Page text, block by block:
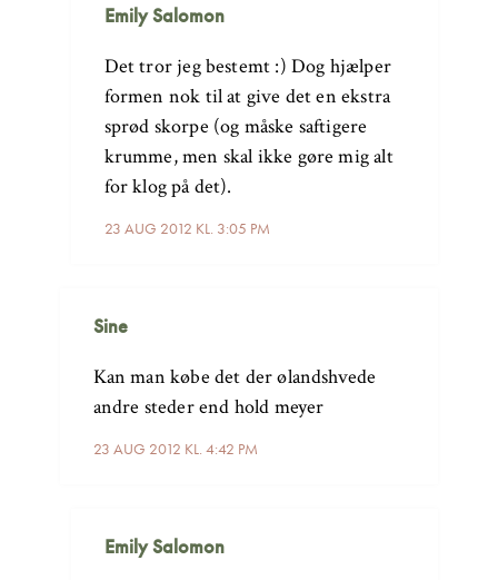
Emily Salomon
23 AUG 2012 KL. 3:05 PM
Det tror jeg bestemt :) Dog hjælper
formen nok til at give det en ekstra
sprød skorpe (og måske saftigere
krumme, men skal ikke gøre mig alt
for klog på det).
Sine
23 AUG 2012 KL. 4:42 PM
Kan man købe det der ølandshvede
andre steder end hold meyer
Emily Salomon